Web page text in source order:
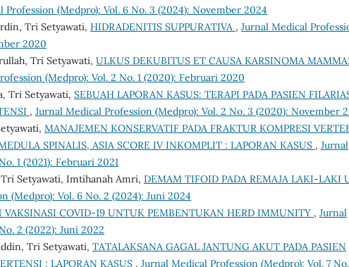
Profession (Medpro): Vol. 6 No. 3 (2024): November 2024
Tri Setyawati, HIDRADENITIS SUPPURATIVA , Jurnal Medical
2020
Tri Setyawati, ULKUS DEKUBITUS ET CAUSA KARSINOMA
(Medpro): Vol. 2 No. 1 (2020): Februari 2020
Tri Setyawati, SEBUAH LAPORAN KASUS: TERAPI PADA PASIEN
, Jurnal Medical Profession (Medpro): Vol. 2 No. 3 (2020): November
MANAJEMEN KONSERVATIF PADA FRAKTUR KOMPRESI
SPINALIS, ASIA SCORE IV INKOMPLIT : LAPORAN KASUS , Jurnal
1 (2021): Februari 2021
Setyawati, Imtihanah Amri, DEMAM TIFOID PADA REMAJA LAKI-LAKI
(Medpro): Vol. 6 No. 2 (2024): Juni 2024
VAKSINASI COVID-19 UNTUK PEMBENTUKAN HERD IMMUNITY , Jurnal
2 (2022): Juni 2022
Tri Setyawati, TATALAKSANA GAGAL JANTUNG AKUT PADA PASIEN
: LAPORAN KASUS , Jurnal Medical Profession (Medpro): Vol. 7